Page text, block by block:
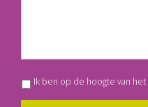
Ik ben op de hoogte van het